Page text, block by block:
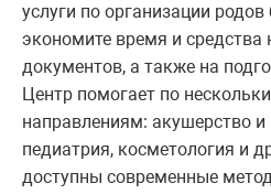
услуги по организации
экономите время и
документов, а также на
Центр помогает по
направлениям: акушерство и
педиатрия, косметология и
доступны современные